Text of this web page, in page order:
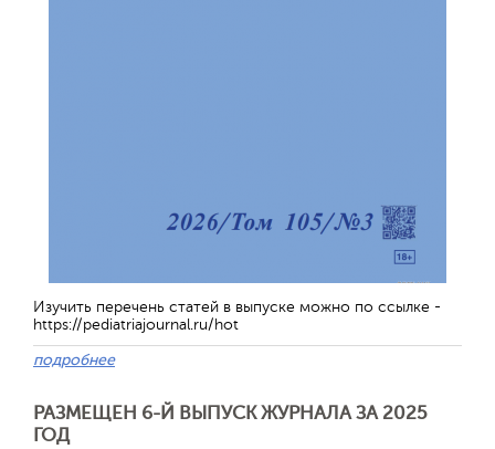
Изучить перечень статей в выпуске можно по ссылке -
https://pediatriajournal.ru/hot
подробнее
РАЗМЕЩЕН 6-Й ВЫПУСК ЖУРНАЛА ЗА 2025
ГОД